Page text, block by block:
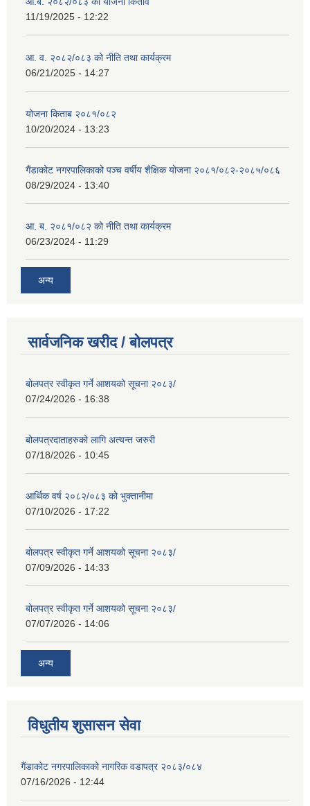
11/19/2025 - 12:22
आ. व. २०८२/०८३ को नीति तथा कार्यक्रम
06/21/2025 - 14:27
योजना किताब २०८१/०८२
10/20/2024 - 13:23
गैंडाकोट नगरपालिकाको पञ्च वर्षीय शैक्षिक योजना २०८१/०८२-२०८५/०८६
08/29/2024 - 13:40
आ. ब. २०८१/०८२ को नीति तथा कार्यक्रम
06/23/2024 - 11:29
अन्य
सार्वजनिक खरीद / बोलपत्र
बोलपत्र स्वीकृत गर्ने आशयको सूचना २०८३/
07/24/2026 - 16:38
बोलपत्रदाताहरुको लागि अत्यन्त जरुरी
07/18/2026 - 10:45
आर्थिक वर्ष २०८२/०८३ को भुक्तानीमा
07/10/2026 - 17:22
बोलपत्र स्वीकृत गर्ने आशयको सूचना २०८३/
07/09/2026 - 14:33
बोलपत्र स्वीकृत गर्ने आशयको सूचना २०८३/
07/07/2026 - 14:06
अन्य
विधुतीय शुसासन सेवा
गैंडाकोट नगरपालिकाको नागरिक वडापत्र २०८३/०८४
07/16/2026 - 12:44